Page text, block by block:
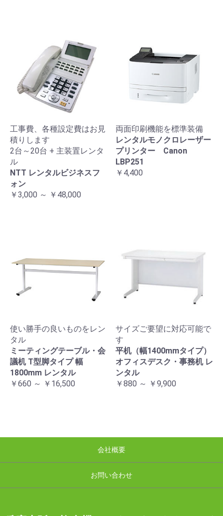
工事費、各種設定費はお見
積りします
2台～20台 + 主装置レンタ
ル
NTT レンタルビジネスフ
ォン
￥3,000 ～ ￥48,000
両面印刷機能を標準装備
レンタルモノクロレーザー
プリンター Canon
LBP251
￥4,400
使い勝手の良いものをレン
タル
ミーティングテーブル・会
議机 T型脚タイプ 幅
1800mm レンタル
￥660 ～ ￥16,500
サイズご要望に対応可能で
す
平机（幅1400mmタイプ）
オフィスデスク・事務机 レ
ンタル
￥880 ～ ￥9,900
会社概要
お問い合わせ